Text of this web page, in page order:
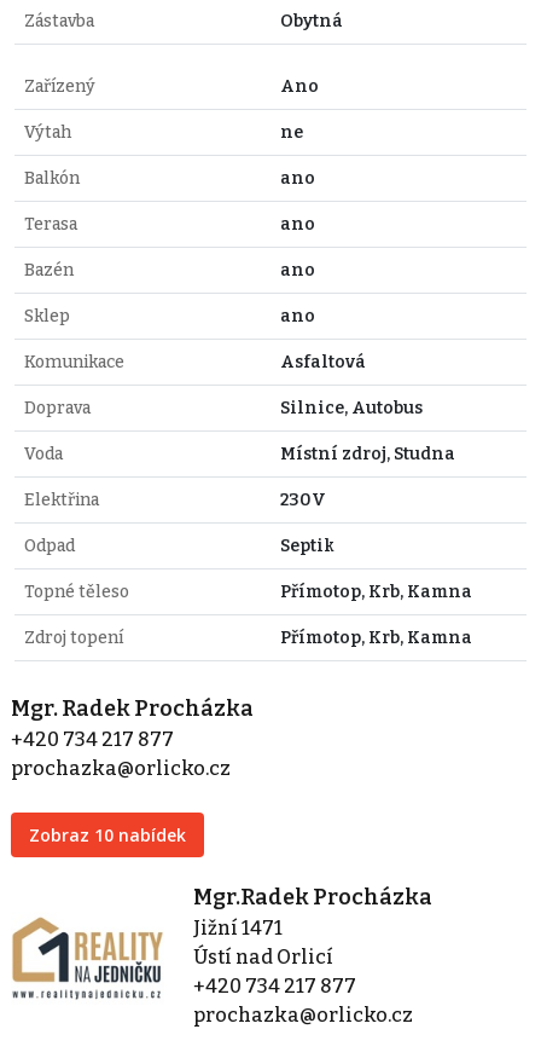
Zástavba Obytná
Zařízený Ano
Výtah ne
Balkón ano
Terasa ano
Bazén ano
Sklep ano
Komunikace Asfaltová
Doprava Silnice, Autobus
Voda Místní zdroj, Studna
Elektřina 230V
Odpad Septik
Topné těleso Přímotop, Krb, Kamna
Zdroj topení Přímotop, Krb, Kamna
Mgr. Radek Procházka
+420 734 217 877
prochazka@orlicko.cz
Zobraz 10 nabídek
Mgr.Radek Procházka
Jižní 1471
Ústí nad Orlicí
+420 734 217 877
prochazka@orlicko.cz